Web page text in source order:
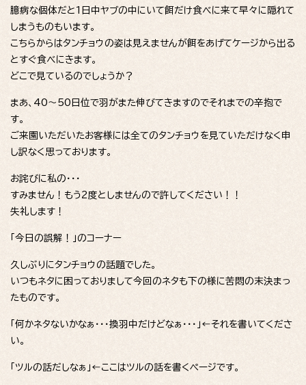
臆病な個体だと1日中ヤブの中にいて餌だけ食べに来て早々に隠れて
しまうものもいます。
こちらからはタンチョウの姿は見えませんが餌をあげてケージから出る
とすぐ食べにきます。
どこで見ているのでしょうか？
まあ、40～50日位で羽がまた伸びてきますのでそれまでの辛抱で
す。
ご来園いただいたお客様には全てのタンチョウを見ていただけなく申
し訳なく思っております。
お詫びに私の・・・
すみません！もう2度としませんので許してください！！
失礼します！
「今日の誤解！」のコーナー
久しぶりにタンチョウの話題でした。
いつもネタに困っておりまして今回のネタも下の様に苦悶の末決まっ
たものです。
「何かネタないかなぁ・・・換羽中だけどなぁ・・・」←それを書いてくださ
い。
「ツルの話だしなぁ」←ここはツルの話を書くページです。